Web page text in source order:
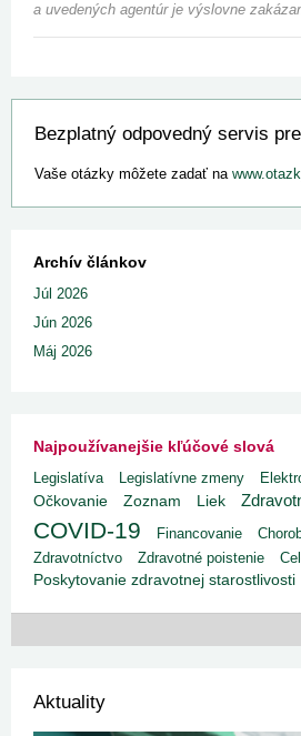
a uvedených agentúr je výslovne
Bezplatný odpovedný servis
Vaše otázky môžete zadať na
Archív článkov
Júl 2026
Jún 2026
Máj 2026
Najpoužívanejšie kľúčové slová
Legislatíva Legislatívne zmeny
Očkovanie
Zoznam Liek
COVID-19 Financovanie
Zdravotníctvo
Zdravotné poistenie
Poskytovanie zdravotnej starostlivosti
Aktuality